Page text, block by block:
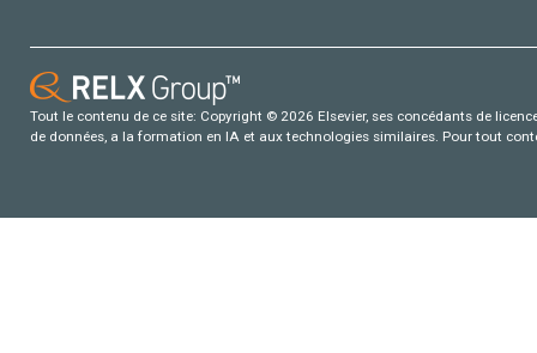
Tout le contenu de ce site: Copyright © 2026 Elsevier, ses concédants de
de données, a la formation en IA et aux technologies similaires. Pour tout